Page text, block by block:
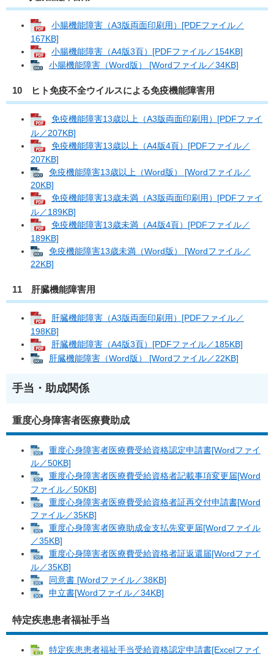
小腸機能障害（A3版両面印刷用）[PDFファイル／
167KB]
小腸機能障害（A4版3頁）[PDFファイル／154KB]
小腸機能障害（Word版） [Wordファイル／34KB]
10 ヒト免疫不全ウイルスによる免疫機能障害用
免疫機能障害13歳以上（A3版両面印刷用）[PDFファイ
ル／207KB]
免疫機能障害13歳以上（A4版4頁）[PDFファイル／
207KB]
免疫機能障害13歳以上（Word版） [Wordファイル／
20KB]
免疫機能障害13歳未満（A3版両面印刷用）[PDFファイ
ル／189KB]
免疫機能障害13歳未満（A4版4頁）[PDFファイル／
189KB]
免疫機能障害13歳未満（Word版） [Wordファイル／
22KB]
11 肝臓機能障害用
肝臓機能障害（A3版両面印刷用）[PDFファイル／
198KB]
肝臓機能障害（A4版3頁）[PDFファイル／185KB]
肝臓機能障害（Word版） [Wordファイル／22KB]
手当・助成関係
重度心身障害者医療費助成
重度心身障害者医療費受給資格認定申請書[Wordファイ
ル／50KB]
重度心身障害者医療費受給資格者記載事項変更届[Word
ファイル／50KB]
重度心身障害者医療費受給資格者証再交付申請書[Word
ファイル／35KB]
重度心身障害者医療助成金支払先変更届[Wordファイル
／35KB]
重度心身障害者医療費受給資格者証返還届[Wordファイ
ル／35KB]
同意書 [Wordファイル／38KB]
申立書[Wordファイル／34KB]
特定疾患患者福祉手当
特定疾患患者福祉手当受給資格認定申請書[Excelファイ